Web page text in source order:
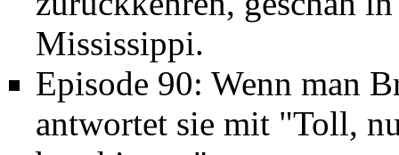
Mississippi.
Episode 90: Wenn man
antwortet sie mit "Toll,